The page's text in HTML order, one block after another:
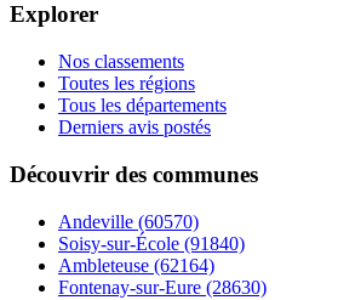
Explorer
Nos classements
Toutes les régions
Tous les départements
Derniers avis postés
Découvrir des communes
Andeville (60570)
Soisy-sur-École (91840)
Ambleteuse (62164)
Fontenay-sur-Eure (28630)